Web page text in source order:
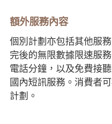
額外服務內容
個別計劃亦包括其他服
完後的無限數據限速服
電話分鐘，以及免費接
國內短訊服務。消費者
計劃。